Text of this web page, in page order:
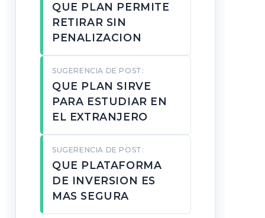
QUE PLAN PERMITE
RETIRAR SIN
PENALIZACION
SUGERENCIA DE POST:
QUE PLAN SIRVE
PARA ESTUDIAR EN
EL EXTRANJERO
SUGERENCIA DE POST:
QUE PLATAFORMA
DE INVERSION ES
MAS SEGURA